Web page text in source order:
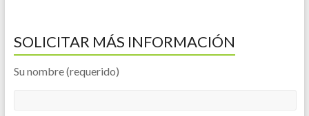
SOLICITAR MÁS INFORMACIÓN
Su nombre (requerido)